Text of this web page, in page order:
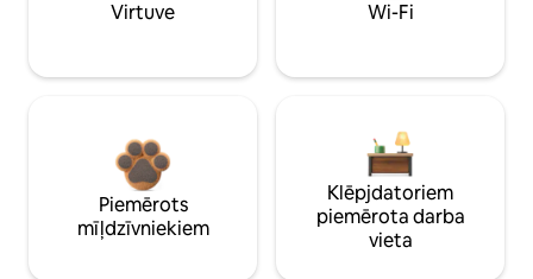
Virtuve Wi-Fi
Piemērots
mīļdzīvniekiem
Klēpjdatoriem
piemērota darba
vieta